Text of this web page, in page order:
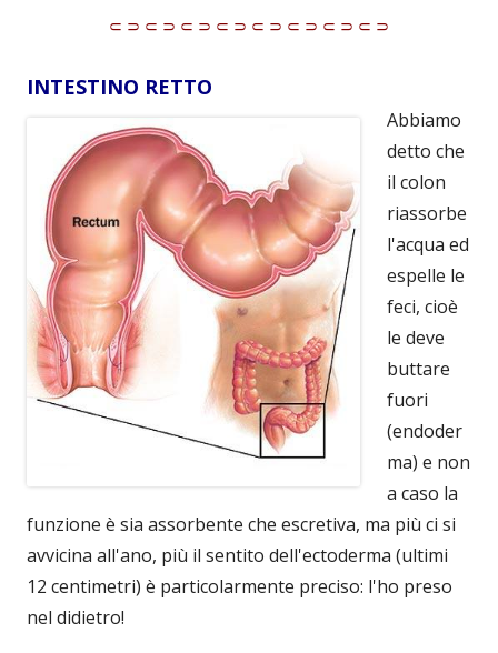
⸦⸧⸦⸧⸦⸧⸦⸧⸦⸧⸦⸧⸦⸧⸦⸧
INTESTINO RETTO
Abbiamo
detto che
il colon
riassorbe
l'acqua ed
espelle le
feci, cioè
le deve
buttare
fuori
(endoder
ma) e non
a caso la
funzione è sia assorbente che escretiva, ma più ci si
avvicina all'ano, più il sentito dell'ectoderma (ultimi
12 centimetri) è particolarmente preciso: l'ho preso
nel didietro!